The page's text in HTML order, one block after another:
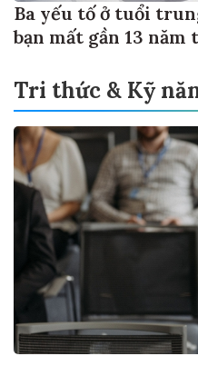
Ba yếu tố ở tuổi
bạn mất gần 13 năm
Tri thức & Kỹ